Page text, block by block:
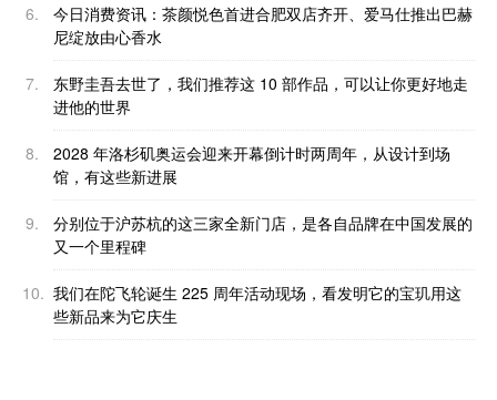
6.
今日消费资讯：茶颜悦色首进合肥双店齐开、爱马仕推出巴赫
尼绽放由心香水
7.
东野圭吾去世了，我们推荐这 10 部作品，可以让你更好地走
进他的世界
8.
2028 年洛杉矶奥运会迎来开幕倒计时两周年，从设计到场
馆，有这些新进展
9.
分别位于沪苏杭的这三家全新门店，是各自品牌在中国发展的
又一个里程碑
10. 我们在陀飞轮诞生 225 周年活动现场，看发明它的宝玑用这
些新品来为它庆生